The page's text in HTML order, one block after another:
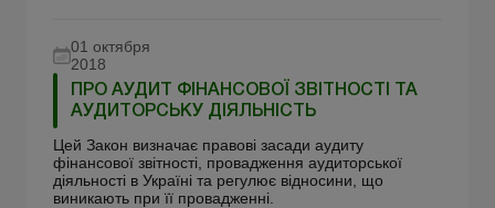
01 октября
2018
ПРО АУДИТ ФІНАНСОВОЇ ЗВІТНОСТІ ТА
АУДИТОРСЬКУ ДІЯЛЬНІСТЬ
Цей Закон визначає правові засади аудиту
фінансової звітності, провадження аудиторської
діяльності в Україні та регулює відносини, що
виникають при її провадженні.